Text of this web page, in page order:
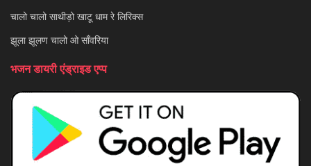
चालो चालो साथीड़ो खाटू धाम रे लिरिक्स
झूला झूलण चालो ओ साँवरिया
भजन डायरी एंड्राइड एप्प